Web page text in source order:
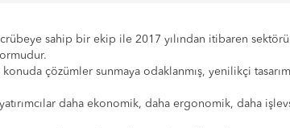
sahip bir ekip ile 2017 yılından itibaren
çözümler sunmaya odaklanmış, yenilikçi
daha ekonomik, daha ergonomik, daha